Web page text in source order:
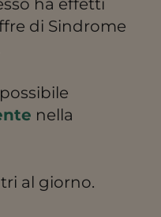
di Sindrome
nella
al giorno.